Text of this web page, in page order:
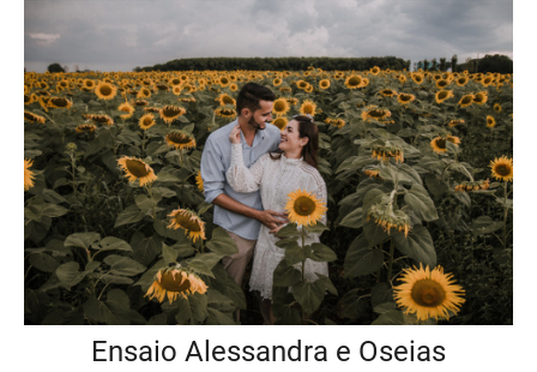
Ensaio Alessandra e Oseias